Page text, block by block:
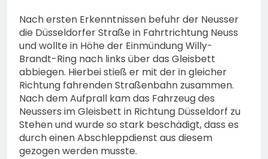
Nach ersten Erkenntnissen befuhr der Neusser
die Düsseldorfer Straße in Fahrtrichtung Neuss
und wollte in Höhe der Einmündung Willy-
Brandt-Ring nach links über das Gleisbett
abbiegen. Hierbei stieß er mit der in gleicher
Richtung fahrenden Straßenbahn zusammen.
Nach dem Aufprall kam das Fahrzeug des
Neussers im Gleisbett in Richtung Düsseldorf zu
Stehen und wurde so stark beschädigt, dass es
durch einen Abschleppdienst aus diesem
gezogen werden musste.